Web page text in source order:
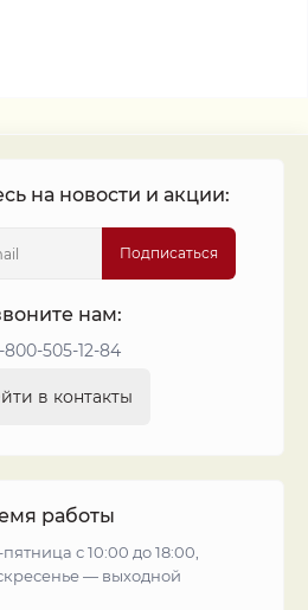
на новости и акции:
Подписаться
нам:
800-505-12-84
в контакты
работы
с 10:00 до 18:00,
— выходной